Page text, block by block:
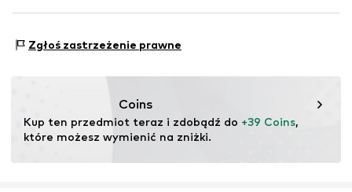
8000 Aarhus
Zgłoś zastrzeżenie prawne
Coins
Kup ten przedmiot teraz i zdobądź do +39 Coins,
które możesz wymienić na zniżki.